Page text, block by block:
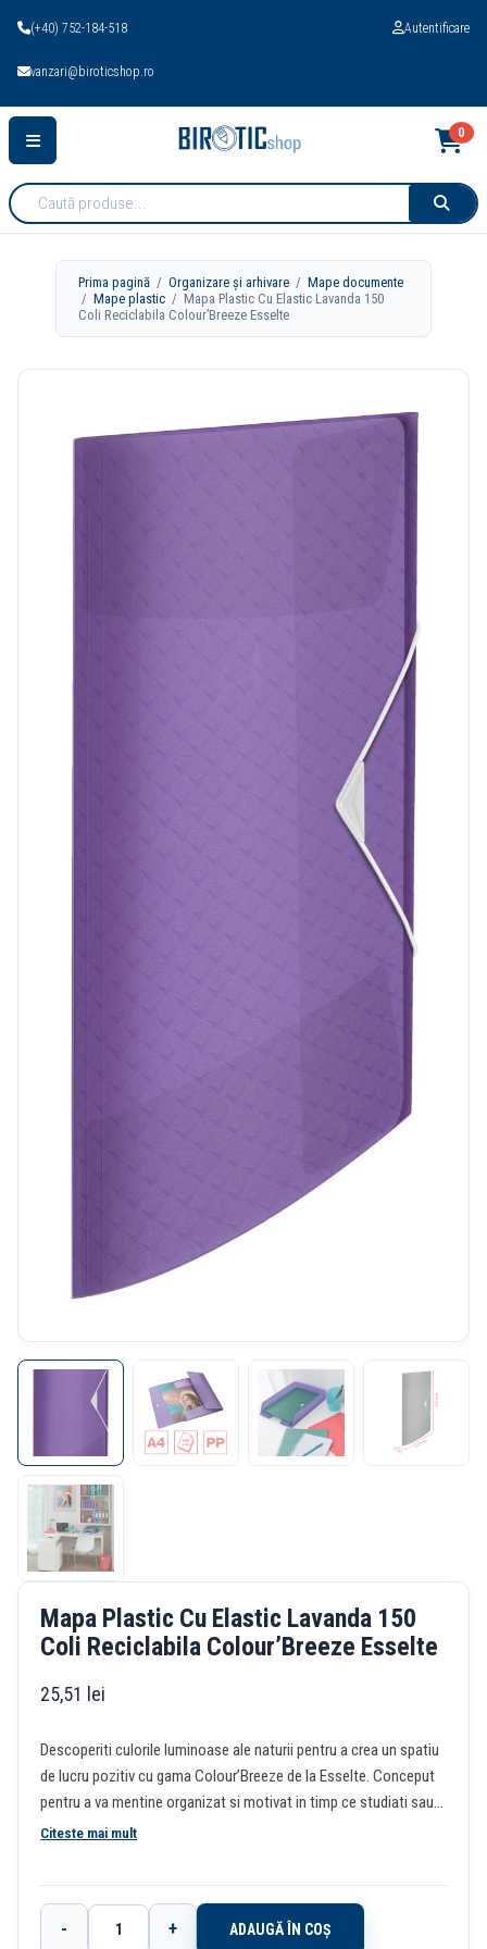
(+40) 752-184-518
vanzari@biroticshop.ro
Autentificare
Cauta
produse:
0
Prima pagină /Organizare și arhivare /Mape documente
/Mape plastic / Mapa Plastic Cu Elastic Lavanda 150
Coli Reciclabila Colour’Breeze Esselte
Mapa Plastic Cu Elastic Lavanda 150
Coli Reciclabila Colour’Breeze Esselte
25,51 lei
Descoperiti culorile luminoase ale naturii pentru a crea un spatiu
de lucru pozitiv cu gama Colour’Breeze de la Esselte. Conceput
pentru a va mentine organizat si motivat in timp ce studiati sau
la serviciu, finisajul modern si culorile relaxante va vor face sa
Colour’Breeze, din plastic, poate fi folosita pentru a stoca
notite, proiecte si pliante in deplasare sau poate fi depozitata in
tavi de documente si rafturi. Se potriveste perfect in interiorul
Citeste mai mult
Cantitate
- + ADAUGĂ ÎN COȘ